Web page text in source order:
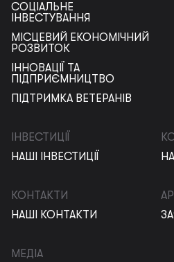
СОЦІАЛЬНЕ
ІНВЕСТУВАННЯ
МІСЦЕВИЙ ЕКОНОМІЧНИЙ
РОЗВИТОК
ІННОВАЦІЇ ТА
ПІДПРИЄМНИЦТВО
ПІДТРИМКА ВЕТЕРАНІВ
ІНВЕСТИЦІЇ
НАШІ ІНВЕСТИЦІЇ
КОНТАКТИ
НАШІ КОНТАКТИ
МЕДІА